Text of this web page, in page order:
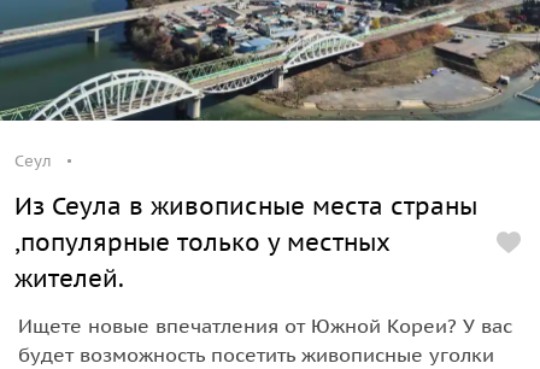
Сеул
Из Сеула в живописные места страны
,популярные только у местных
жителей.
Ищете новые впечатления от Южной Кореи? У вас
будет возможность посетить живописные уголки